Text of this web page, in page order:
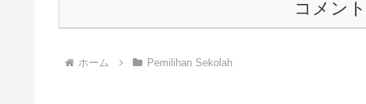
コメン
ホーム Pemilihan Sekolah